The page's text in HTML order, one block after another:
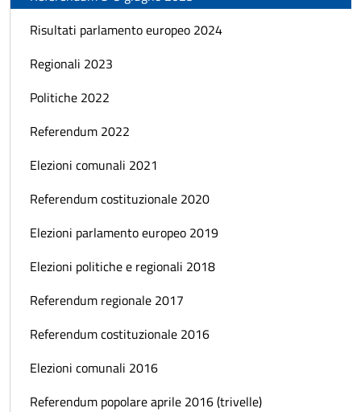
Risultati parlamento europeo 2024
Regionali 2023
Politiche 2022
Referendum 2022
Elezioni comunali 2021
Referendum costituzionale 2020
Elezioni parlamento europeo 2019
Elezioni politiche e regionali 2018
Referendum regionale 2017
Referendum costituzionale 2016
Elezioni comunali 2016
Referendum popolare aprile 2016 (trivelle)